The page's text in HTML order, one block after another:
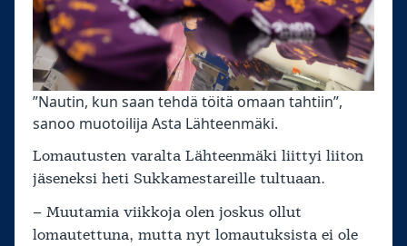
”Nautin, kun saan tehdä töitä omaan tahtiin”,
sanoo muotoilija Asta Lähteenmäki.
Lomautusten varalta Lähteenmäki liittyi liiton
jäseneksi heti Sukkamestareille tultuaan.
– Muutamia viikkoja olen joskus ollut
lomautettuna, mutta nyt lomautuksista ei ole